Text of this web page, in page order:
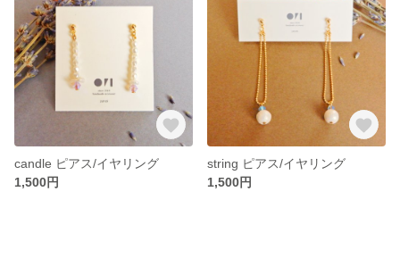
candle ピアス/イヤリング
1,500円
string ピアス/イヤリング
1,500円